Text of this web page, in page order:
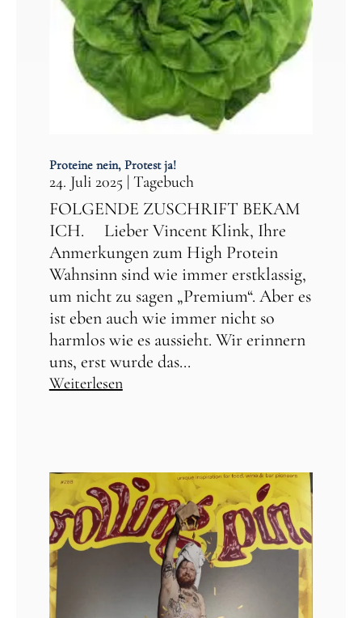
Proteine nein, Protest ja!
24. Juli 2025 | Tagebuch
FOLGENDE ZUSCHRIFT BEKAM
ICH. Lieber Vincent Klink, Ihre
Anmerkungen zum High Protein
Wahnsinn sind wie immer erstklassig,
um nicht zu sagen „Premium“. Aber es
ist eben auch wie immer nicht so
harmlos wie es aussieht. Wir erinnern
uns, erst wurde das...
Weiterlesen